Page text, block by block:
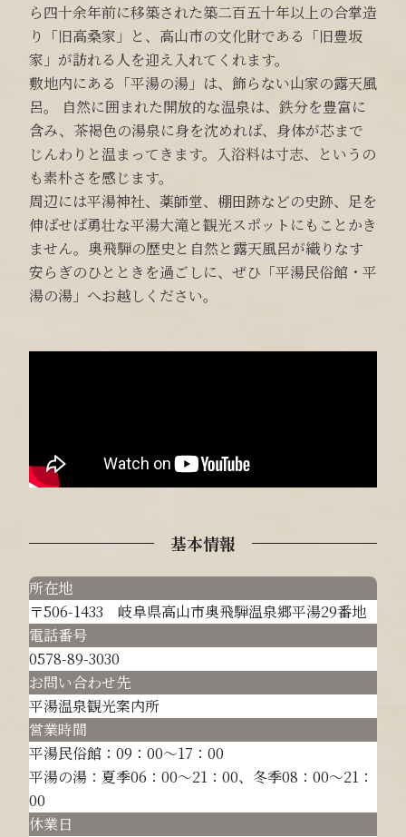
ら四十余年前に移築された築二百五十年以上の合掌造
り「旧高桑家」と、高山市の文化財である「旧豊坂
家」が訪れる人を迎え入れてくれます。
敷地内にある「平湯の湯」は、飾らない山家の露天風
呂。 自然に囲まれた開放的な温泉は、鉄分を豊富に
含み、茶褐色の湯泉に身を沈めれば、身体が芯まで
じんわりと温まってきます。入浴料は寸志、というの
も素朴さを感じます。
周辺には平湯神社、薬師堂、棚田跡などの史跡、足を
伸ばせば勇壮な平湯大滝と観光スポットにもことかき
ません。奥飛騨の歴史と自然と露天風呂が織りなす
安らぎのひとときを過ごしに、ぜひ「平湯民俗館・平
湯の湯」へお越しください。
基本情報
所在地
〒506-1433 岐阜県高山市奥飛騨温泉郷平湯29番地
電話番号
0578-89-3030
お問い合わせ先
平湯温泉観光案内所
営業時間
平湯民俗館：09：00～17：00
平湯の湯：夏季06：00～21：00、冬季08：00～21：
00
休業日